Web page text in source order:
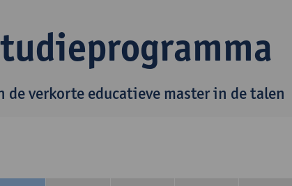
de verkorte educatieve master in de talen